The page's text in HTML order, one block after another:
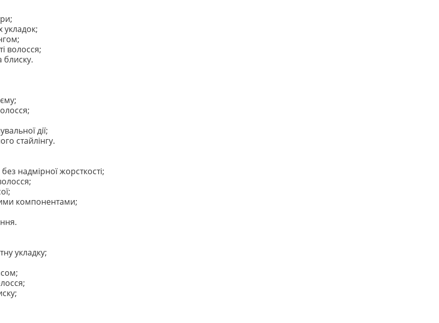
укладок;
волосся;
блиску.
дії;
стайлінгу.
надмірної жорсткості;
компонентами;
укладку;